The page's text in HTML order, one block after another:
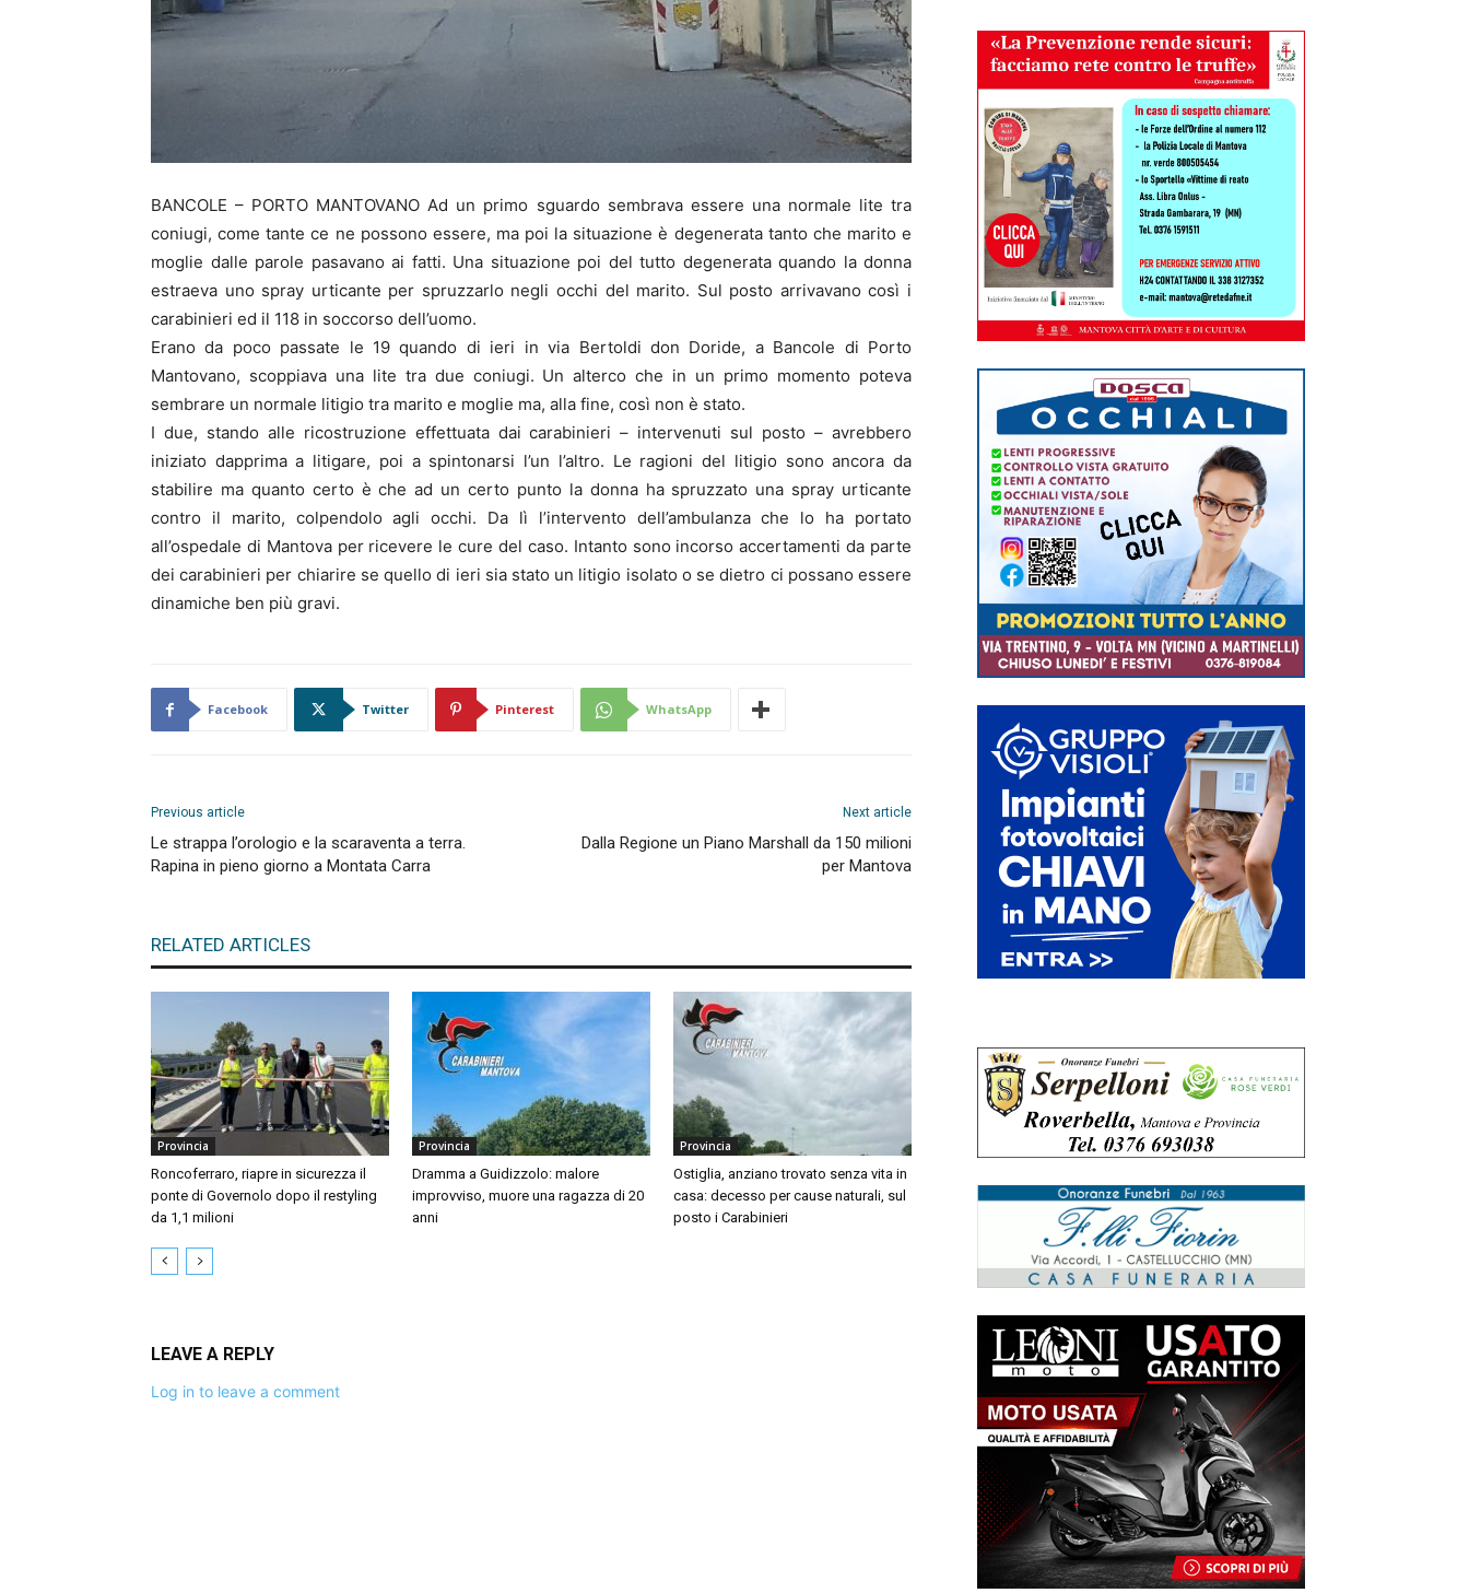
BANCOLE – PORTO MANTOVANO Ad un primo sguardo sembrava essere una normale lite tra
coniugi, come tante ce ne possono essere, ma poi la situazione è degenerata tanto che marito e
moglie dalle parole pasavano ai fatti. Una situazione poi del tutto degenerata quando la donna
estraeva uno spray urticante per spruzzarlo negli occhi del marito. Sul posto arrivavano così i
carabinieri ed il 118 in soccorso dell’uomo.
Erano da poco passate le 19 quando di ieri in via Bertoldi don Doride, a Bancole di Porto
Mantovano, scoppiava una lite tra due coniugi. Un alterco che in un primo momento poteva
sembrare un normale litigio tra marito e moglie ma, alla fine, così non è stato.
I due, stando alle ricostruzione effettuata dai carabinieri – intervenuti sul posto – avrebbero
iniziato dapprima a litigare, poi a spintonarsi l’un l’altro. Le ragioni del litigio sono ancora da
stabilire ma quanto certo è che ad un certo punto la donna ha spruzzato una spray urticante
contro il marito, colpendolo agli occhi. Da lì l’intervento dell’ambulanza che lo ha portato
all’ospedale di Mantova per ricevere le cure del caso. Intanto sono incorso accertamenti da parte
dei carabinieri per chiarire se quello di ieri sia stato un litigio isolato o se dietro ci possano essere
dinamiche ben più gravi.
Facebook Twitter Pinterest WhatsApp
Previous article
Le strappa l’orologio e la scaraventa a terra.
Rapina in pieno giorno a Montata Carra
Next article
Dalla Regione un Piano Marshall da 150 milioni
per Mantova
RELATED ARTICLES
Provincia
Roncoferraro, riapre in sicurezza il
ponte di Governolo dopo il restyling
da 1,1 milioni
Provincia
Dramma a Guidizzolo: malore
improvviso, muore una ragazza di 20
anni
Provincia
Ostiglia, anziano trovato senza vita in
casa: decesso per cause naturali, sul
posto i Carabinieri
LEAVE A REPLY
Log in to leave a comment